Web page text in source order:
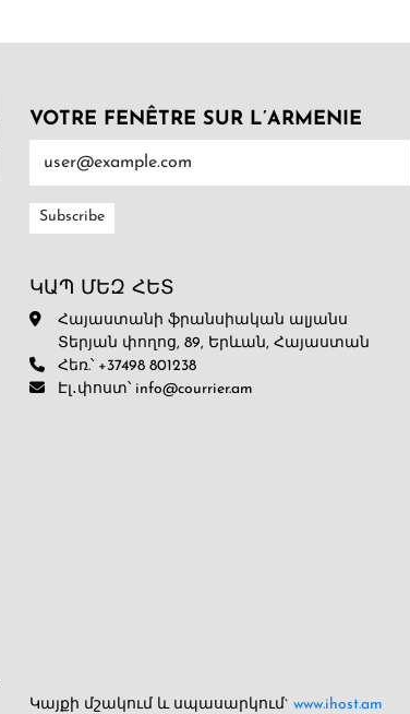
VOTRE FENÊTRE SUR L’ARMENIE
ԿԱՊ ՄԵԶ ՀԵՏ
Հայաստանի ֆրանսիական ալյանս
Տերյան փողոց, 89, Երևան, Հայաստան
Հեռ.՝ +37498 801238
Էլ․փոստ՝ info@courrier.am
Կայքի մշակում և սպասարկում` www.ihost.am